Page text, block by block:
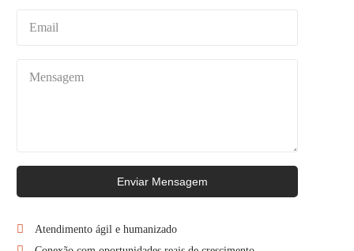
Enviar Mensagem
Atendimento ágil e humanizado